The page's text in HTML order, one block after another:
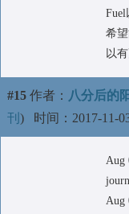
希
以
#15 作者： 八分后的
刊 ) 时间：2017-11-
Aug
Aug